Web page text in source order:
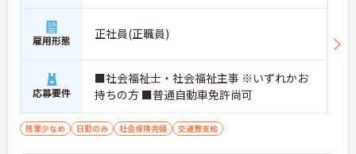
雇用形態 正社員(正職員)
応募要件
■社会福祉士・社会福祉主事 ※いずれかお
持ちの方 ■普通自動車免許尚可
残業少なめ 日勤のみ 社会保険完備 交通費支給